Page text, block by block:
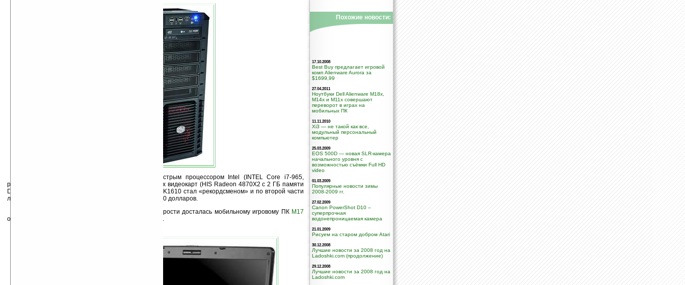
Этот компьютер оснащён новым самым быстрым процессором Intel (INTEL Core i7-965,
разогнанным до 3,73 ГГц) и одной из самых быстрых видеокарт (HIS Radeon 4870X2 с 2 ГБ памяти
DDR5). В плане стоимости компьютер Fi7epower MLK1610 стал «рекордсменом» и по второй части
лозунга — «выше» — его цена составляет около 6 000 долларов.
Среди ноутбуков «пальма первенства» по скорости досталась мобильному игровому ПК M17
от известной в геймерских кругах компании
.
Похожие новости:
17.10.2008
Best Buy предлагает игровой
комп Alienware Aurora за
$1699,99
27.04.2011
Ноутбуки Dell Alienware M18x,
M14x и M11x совершают
переворот в играх на
мобильных ПК
11.11.2010
Xi3 — не такой как все,
модульный персональный
компьютер
25.03.2009
EOS 500D — новая SLR-камера
начального уровня с
возможностью съёмки Full HD
video
01.03.2009
Популярные новости зимы
2008-2009 гг.
27.02.2009
Canon PowerShot D10 –
суперпрочная
водонепроницаемая камера
21.01.2009
Рисуем на старом добром Atari
30.12.2008
Лучшие новости за 2008 год на
Ladoshki.com (продолжение)
29.12.2008
Лучшие новости за 2008 год на
Ladoshki.com